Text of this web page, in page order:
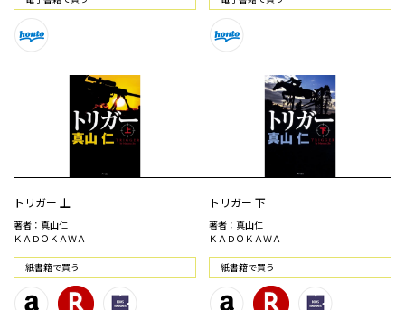
トリガー 上
著者：真山仁
ＫＡＤＯＫＡＷＡ
紙書籍で買う
トリガー 下
著者：真山仁
ＫＡＤＯＫＡＷＡ
紙書籍で買う